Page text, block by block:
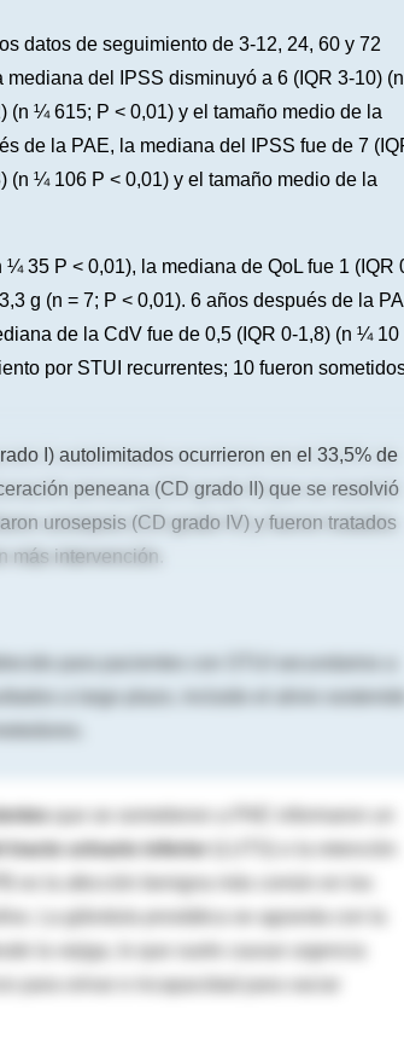
datos de seguimiento de 3-12, 24, 60 y 72
del IPSS disminuyó a 6 (IQR 3-10) (n
¼ 615; P < 0,01) y el tamaño medio de la
de la PAE, la mediana del IPSS fue de 7
(n ¼ 106 P < 0,01) y el tamaño medio de la
35 P < 0,01), la mediana de QoL fue 1 (IQR
g (n = 7; P < 0,01). 6 años después de la
de la CdV fue de 0,5 (IQR 0-1,8) (n ¼ 10
por STUI recurrentes; 10 fueron
I) autolimitados ocurrieron en el 33,5% de
peneana (CD grado II) que se resolvió
urosepsis (CD grado IV) y fueron tratados
más intervención.
para pacientes con STUI secundarios a
a largo plazo, incluido el alivio
tracto urinario inferior
es la afección benigna más común en los
La glándula prostática se agranda con la
la vejiga, lo que suele causar urgencia
para orinar e incapacidad para vaciar